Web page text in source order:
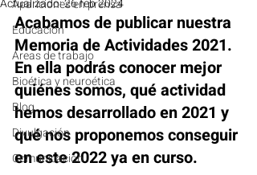
Apariciones en prensa
Educación
Áreas de trabajo
Bioética y neuroética
Blog
Divulgación
Comunicación
Actualizado:26 feb 2024
Acabamos de publicar nuestra
Memoria de Actividades 2021.
En ella podrás conocer mejor
quiénes somos, qué actividad
hemos desarrollado en 2021 y
qué nos proponemos conseguir
en este 2022 ya en curso.